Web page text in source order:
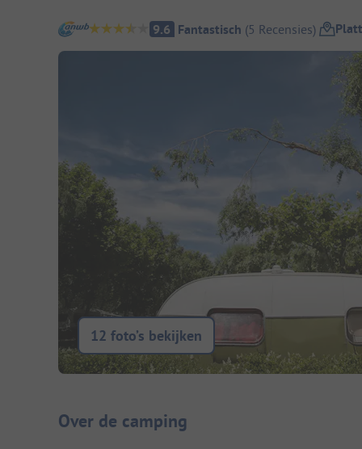
Camping overzicht
9.6 Fantastisch (5 Recensies)
12 foto’s bekijken
Camping introductie
Over de camping